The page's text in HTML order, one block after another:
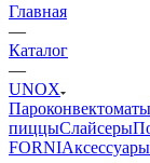
Главная
—
Каталог
—
UNOX
Пароконвектоматы
пиццыСлайсеры
FORNIАксессуары